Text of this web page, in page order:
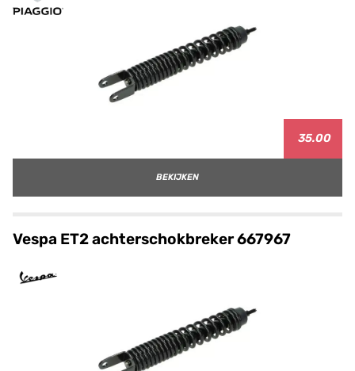
35.00
BEKIJKEN
Vespa ET2 achterschokbreker 667967